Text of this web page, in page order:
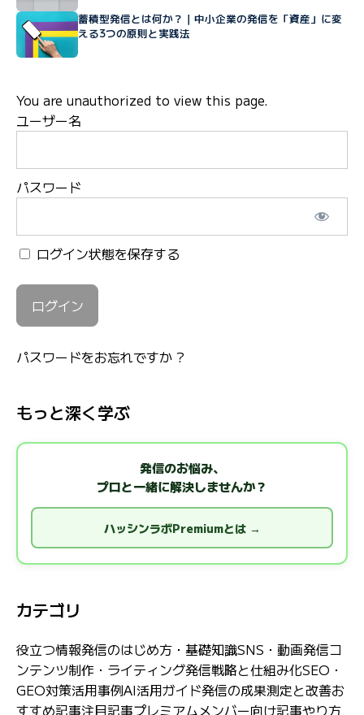
蓄積型発信とは何か？｜中小企業の発信を「資産」に変
える3つの原則と実践法
You are unauthorized to view this page.
ユーザー名
パスワード
ログイン状態を保存する
パスワードをお忘れですか ?
もっと深く学ぶ
発信のお悩み、
プロと一緒に解決しませんか？
ハッシンラボPremiumとは →
カテゴリ
役立つ情報発信のはじめ方・基礎知識SNS・動画発信コ
ンテンツ制作・ライティング発信戦略と仕組み化SEO・
GEO対策活用事例AI活用ガイド発信の成果測定と改善お
すすめ記事注目記事プレミアムメンバー向け記事やり方